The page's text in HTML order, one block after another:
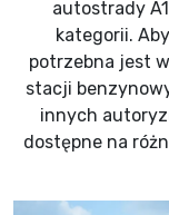
autostrady
kategorii.
potrzebna jest
stacji
innych
dostępne na